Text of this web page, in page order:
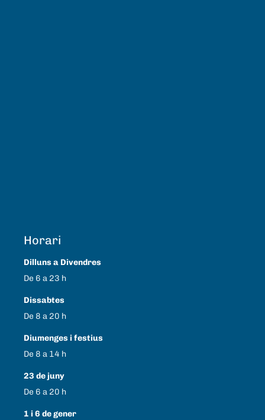
Horari
Dilluns a Divendres
De 6 a 23 h
Dissabtes
De 8 a 20 h
Diumenges i festius
De 8 a 14 h
23 de juny
De 6 a 20 h
1 i 6 de gener